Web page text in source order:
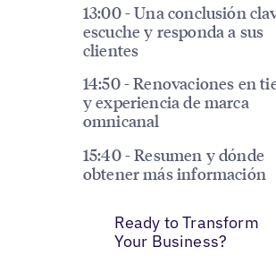
13:00 - Una conclusión
escuche y responda a sus
clientes
14:50 - Renovaciones en
y experiencia de marca
omnicanal
15:40 - Resumen y dónde
obtener más información
Ready to Transform
Your Business?